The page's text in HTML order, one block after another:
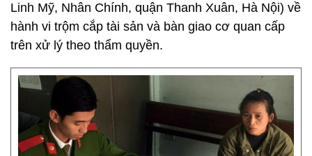
Linh Mỹ, Nhân Chính, quận Thanh Xuân, Hà Nội) về
hành vi trộm cắp tài sản và bàn giao cơ quan cấp
trên xử lý theo thẩm quyền.